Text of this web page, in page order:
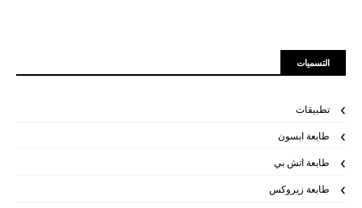
التسميات
تطبيقات
طابعة ابسون
طابعة اتش بي
طابعة زيروكس